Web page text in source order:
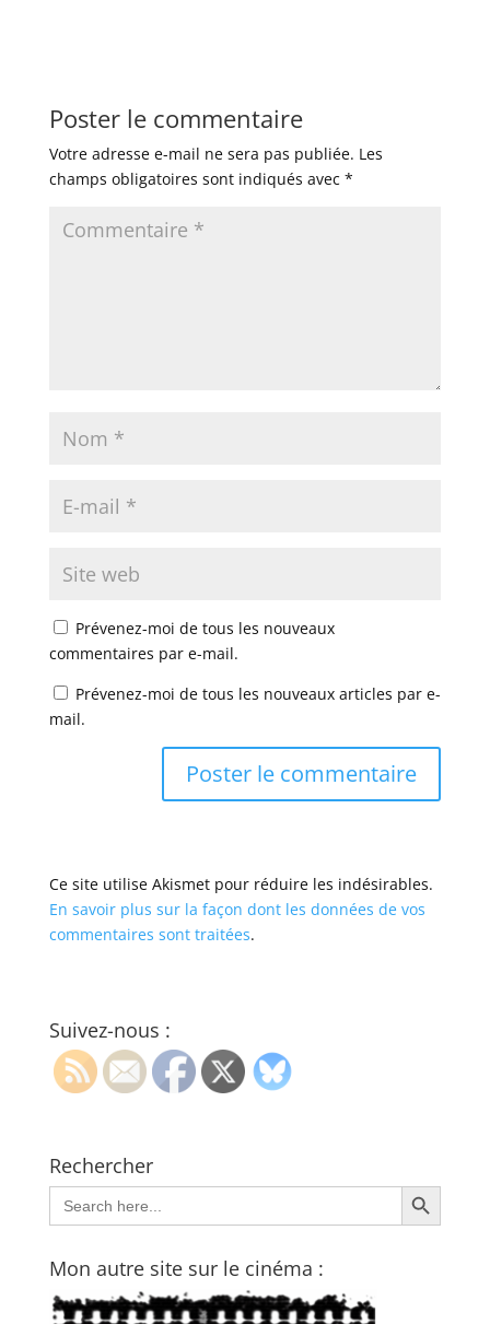
Poster le commentaire
Votre adresse e-mail ne sera pas publiée. Les
champs obligatoires sont indiqués avec *
Prévenez-moi de tous les nouveaux
commentaires par e-mail.
Prévenez-moi de tous les nouveaux articles par e-
mail.
Ce site utilise Akismet pour réduire les indésirables.
En savoir plus sur la façon dont les données de vos
commentaires sont traitées.
Suivez-nous :
Rechercher
Search
for:
Search Button
Mon autre site sur le cinéma :